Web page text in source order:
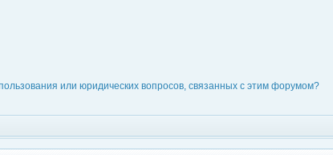
или юридических вопросов, связанных с этим форумом?